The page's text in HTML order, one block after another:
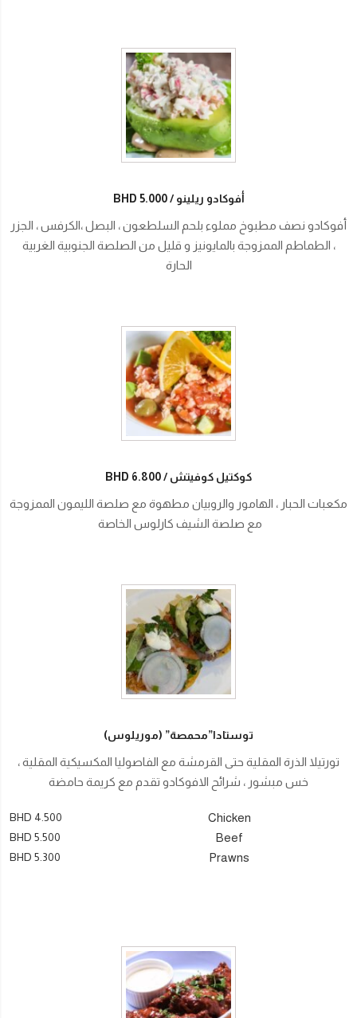
أفوكادو ريلينو BHD 5.000
أفوكادو نصف مطبوخ مملوء بلحم السلطعون ، البصل ،الكرفس ، الجزر
، الطماطم الممزوجة بالمايونيز و قليل من الصلصة الجنوبية الغربية
الحارة
كوكتيل كوفيتش BHD 6.800
مكعبات الحبار ، الهامور والروبيان مطهوة مع صلصة الليمون الممزوجة
مع صلصة الشيف كارلوس الخاصة
توستادا”محمصة” (موريلوس)
تورتيلا الذرة المقلية حتى القرمشة مع الفاصوليا المكسيكية المقلية ،
خس مبشور ، شرائح الافوكادو تقدم مع كريمة حامضة
Chicken
BHD 4.500
Beef
BHD 5.500
Prawns
BHD 5.300